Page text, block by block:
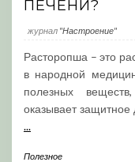
ПЕЧЕНИ?
журнал "Настроение"
Расторопша – это
в народной
полезных
оказывает
...
Полезное